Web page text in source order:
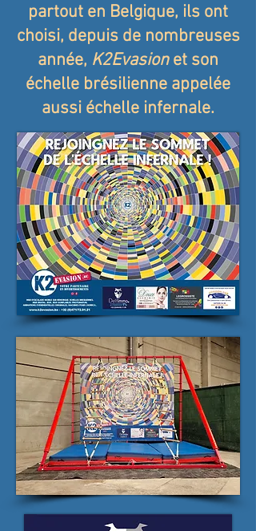
partout en Belgique, ils ont
choisi, depuis de nombreuses
année, K2Evasionet son
échelle brésilienne appelée
aussi échelle infernale.